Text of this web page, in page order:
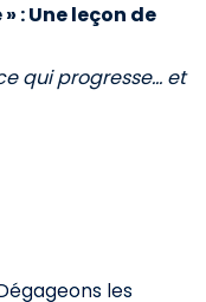
: Une leçon de
qui progresse… et